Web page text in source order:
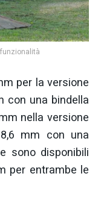
per la versione
con una bindella
nella versione
mm con una
sono disponibili
per entrambe le